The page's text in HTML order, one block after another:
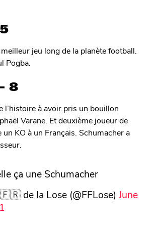
jeu long de la planète football.
Pogba.
8
l’histoire à avoir pris un bouillon
Varane. Et deuxième joueur de
un KO à un Français. Schumacher a
ça une Schumacher
de la Lose (@FFLose) June